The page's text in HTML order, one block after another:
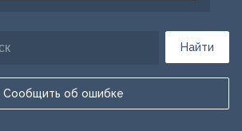
Найти
Сообщить об ошибке